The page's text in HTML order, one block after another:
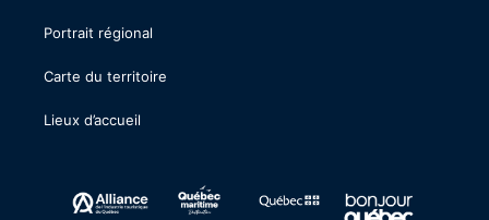
Portrait régional
Carte du territoire
Lieux d’accueil